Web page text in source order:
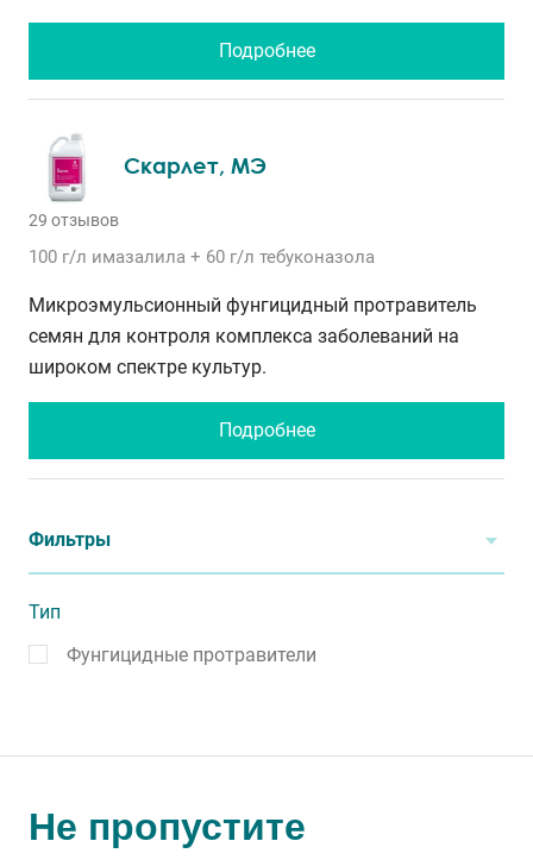
Подробнее
Скарлет, МЭ
29 отзывов
100 г/л имазалила + 60 г/л тебуконазола
Микроэмульсионный фунгицидный протравитель
семян для контроля комплекса заболеваний на
широком спектре культур.
Подробнее
Фильтры
Тип
Фунгицидные протравители
Не пропустите